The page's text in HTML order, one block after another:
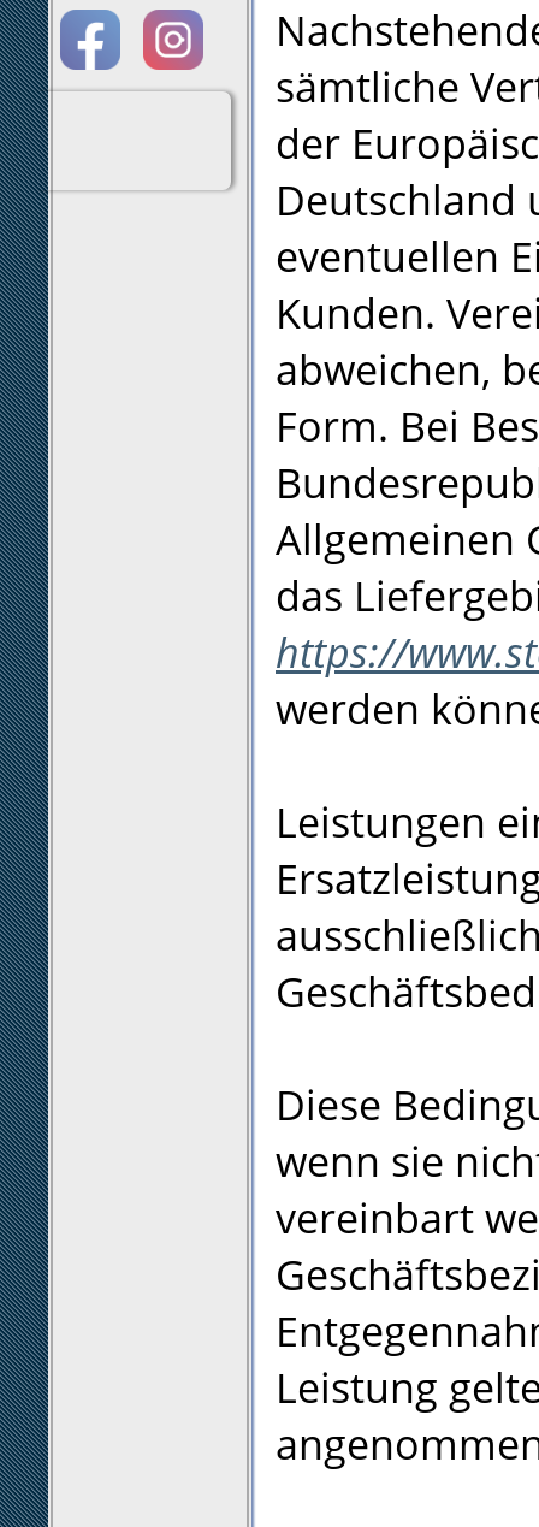
sämtliche
der
Deutschland
eventuellen
Kunden.
abweichen,
Form. Bei
Allgemeinen
das
https://
werden
Leistungen
Diese
wenn sie
vereinbart
Leistung